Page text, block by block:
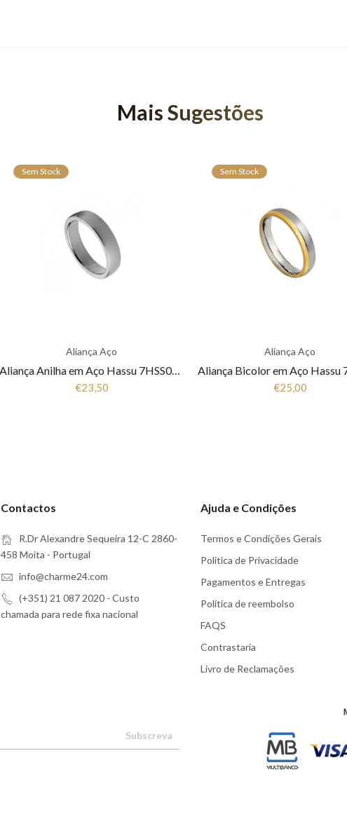
Mais Sugestões
Sem Stock
Aliança Aço
Aliança Anilha em Aço Hassu 7HSS010148
€23,50
Sem Stock
Aliança Aço
€25,00
Contactos
R.Dr Alexandre Sequeira 12-C 2860-
458 Moita - Portugal
info@charme24.com
(+351) 21 087 2020 - Custo
chamada para rede fixa nacional
Ajuda e Condições
Termos e Condições Gerais
Politica de Privacidade
Pagamentos e Entregas
Política de reembolso
FAQS
Contrastaria
Livro de Reclamações
Subscreva